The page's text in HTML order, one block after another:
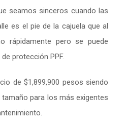
seamos sinceros cuando las
es el pie de la cajuela que al
rápidamente pero se puede
protección PPF.
de $1,899,900 pesos siendo
para los más exigentes